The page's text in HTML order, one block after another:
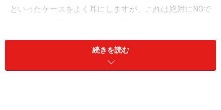
といったケースをよく耳にしますが、これは絶対にNGで
パスワードは「10桁以上で」「ランダムな英数字と記号
続きを読む